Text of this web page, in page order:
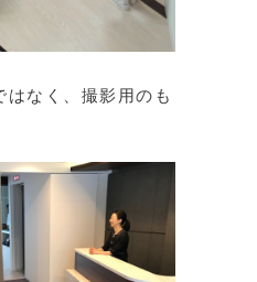
なく、撮影用のも